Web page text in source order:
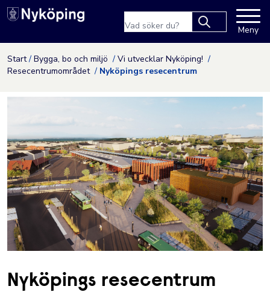
Hoppa till innehåll
Nyköpings kommuns
results.
Meny
Start Bygga, bo och miljö
Vi utvecklar Nyköping!
Resecentrumområdet
Nyköpings resecentrum
Nyköpings resecentrum